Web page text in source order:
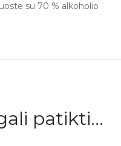
su 70 % alkoholio
patikti...